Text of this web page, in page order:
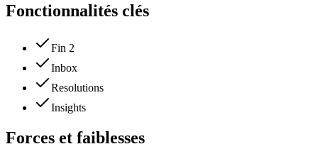
Fonctionnalités clés
Fin 2
Inbox
Resolutions
Insights
Forces et faiblesses